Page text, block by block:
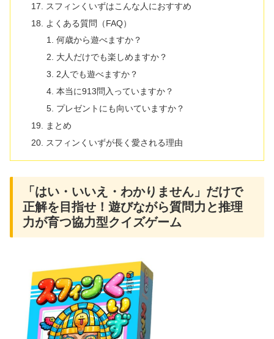
スフィンくいずはこんな人におすすめ
よくある質問（FAQ）
何歳から遊べますか？
大人だけでも楽しめますか？
2人でも遊べますか？
本当に913問入っていますか？
プレゼントにも向いていますか？
まとめ
スフィンくいずが長く愛される理由
「はい・いいえ・わかりません」だけで
正解を目指せ！遊びながら質問力と推理
力が育つ協力型クイズゲーム